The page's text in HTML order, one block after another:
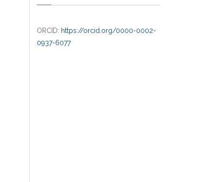
ORCID: https://orcid.org/0000-0002-
0937-6077